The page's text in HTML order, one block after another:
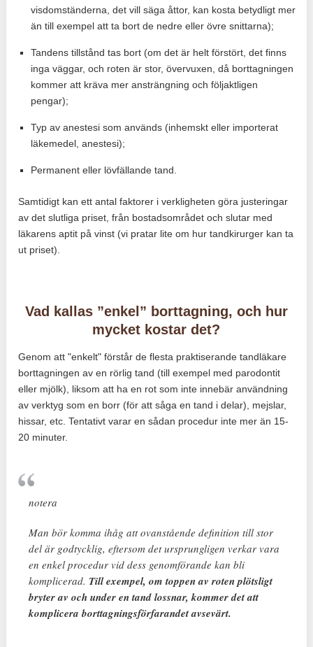
visdomständerna, det vill säga åttor, kan kosta betydligt mer
än till exempel att ta bort de nedre eller övre snittarna);
Tandens tillstånd tas bort (om det är helt förstört, det finns
inga väggar, och roten är stor, övervuxen, då borttagningen
kommer att kräva mer ansträngning och följaktligen
pengar);
Typ av anestesi som används (inhemskt eller importerat
läkemedel, anestesi);
Permanent eller lövfällande tand.
Samtidigt kan ett antal faktorer i verkligheten göra justeringar
av det slutliga priset, från bostadsområdet och slutar med
läkarens aptit på vinst (vi pratar lite om hur tandkirurger kan ta
ut priset).
Vad kallas ”enkel” borttagning, och hur
mycket kostar det?
Genom att "enkelt" förstår de flesta praktiserande tandläkare
borttagningen av en rörlig tand (till exempel med parodontit
eller mjölk), liksom att ha en rot som inte innebär användning
av verktyg som en borr (för att såga en tand i delar), mejslar,
hissar, etc. Tentativt varar en sådan procedur inte mer än 15-
20 minuter.
notera
Man bör komma ihåg att ovanstående definition till stor
del är godtycklig, eftersom det ursprungligen verkar vara
en enkel procedur vid dess genomförande kan bli
komplicerad. Till exempel, om toppen av roten plötsligt
bryter av och under en tand lossnar, kommer det att
komplicera borttagningsförfarandet avsevärt.